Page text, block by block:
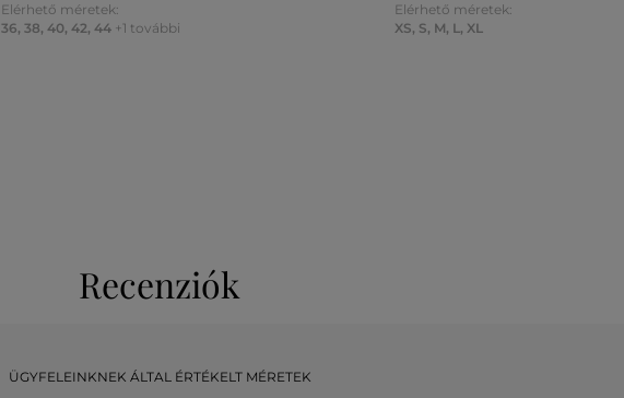
Elérhető méretek:
36, 38, 40, 42, 44 +1 további
Elérhető méretek:
XS, S, M, L, XL
Recenziók
ÜGYFELEINKNEK ÁLTAL ÉRTÉKELT MÉRETEK